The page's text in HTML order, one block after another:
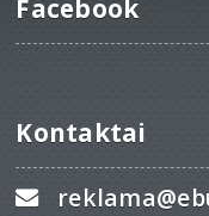
Facebook
Kontaktai